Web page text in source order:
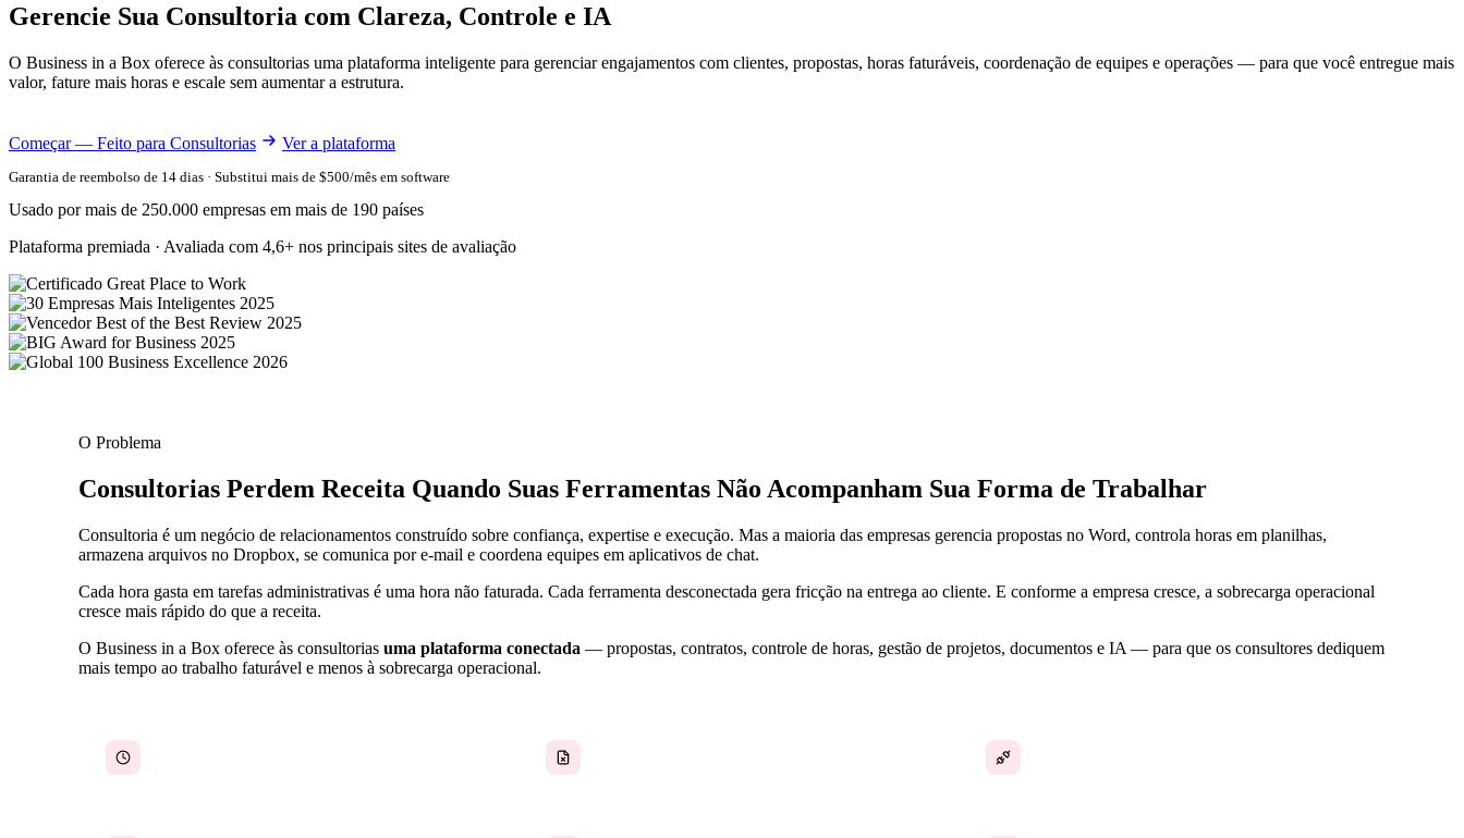
Gerencie Sua Consultoria com Clareza, Controle e IA
O Business in a Box oferece às consultorias uma plataforma inteligente para gerenciar engajamentos com clientes, propostas, horas faturáveis, coordenação de equipes e operações — para que você entregue mais
valor, fature mais horas e escale sem aumentar a estrutura.
Começar — Feito para Consultorias Ver a plataforma
Garantia de reembolso de 14 dias · Substitui mais de $500/mês em software
Usado por mais de 250.000 empresas em mais de 190 países
Plataforma premiada · Avaliada com 4,6+ nos principais sites de avaliação
O Problema
Consultorias Perdem Receita Quando Suas Ferramentas Não Acompanham Sua Forma de Trabalhar
Consultoria é um negócio de relacionamentos construído sobre confiança, expertise e execução. Mas a maioria das empresas gerencia propostas no Word, controla horas em planilhas,
armazena arquivos no Dropbox, se comunica por e-mail e coordena equipes em aplicativos de chat.
Cada hora gasta em tarefas administrativas é uma hora não faturada. Cada ferramenta desconectada gera fricção na entrega ao cliente. E conforme a empresa cresce, a sobrecarga operacional
cresce mais rápido do que a receita.
O Business in a Box oferece às consultorias uma plataforma conectada — propostas, contratos, controle de horas, gestão de projetos, documentos e IA — para que os consultores dediquem
mais tempo ao trabalho faturável e menos à sobrecarga operacional.